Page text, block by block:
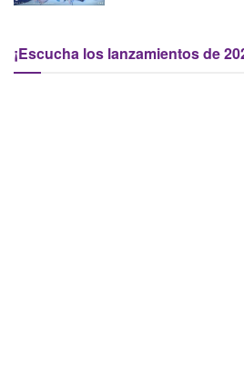
¡Escucha los lanzamientos de